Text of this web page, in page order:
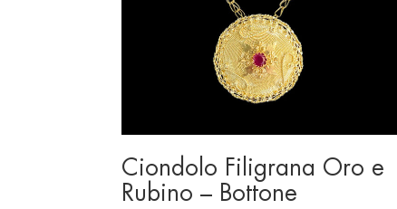
Ciondolo Filigrana Oro e
Rubino – Bottone